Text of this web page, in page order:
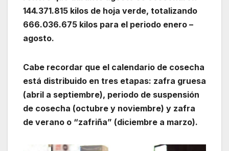
144.371.815 kilos de hoja verde, totalizando
666.036.675 kilos para el periodo enero –
agosto.
Cabe recordar que el calendario de cosecha
está distribuido en tres etapas: zafra gruesa
(abril a septiembre), periodo de suspensión
de cosecha (octubre y noviembre) y zafra
de verano o “zafriña” (diciembre a marzo).